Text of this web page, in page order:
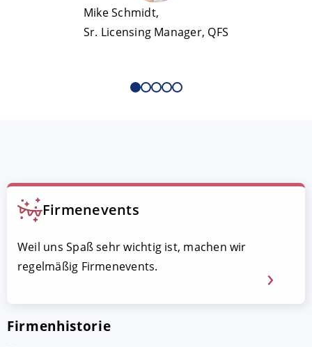
Mike Schmidt,
Sr. Licensing Manager, QFS
Firmenevents
Weil uns Spaß sehr wichtig ist, machen wir
regelmäßig Firmenevents.
Firmenhistorie